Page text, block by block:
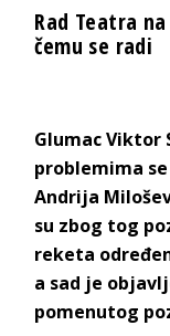
Rad Teatra
čemu se radi
Glumac Viktor
problemima
Andrija
su zbog tog
reketa
a sad je
pomenutog